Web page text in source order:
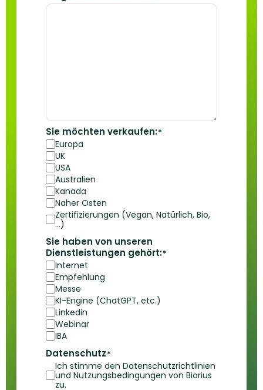
Sie möchten verkaufen:*
Europa
UK
USA
Australien
Kanada
Naher Osten
Zertifizierungen (Vegan, Natürlich, Bio,
...)
Sie haben von unseren
Dienstleistungen gehört:*
Internet
Empfehlung
Messe
KI-Engine (ChatGPT, etc.)
Linkedin
Webinar
IBA
Datenschutz*
Ich stimme den Datenschutzrichtlinien
und Nutzungsbedingungen von Biorius
zu.